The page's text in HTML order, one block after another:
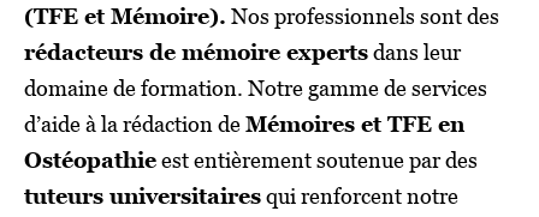
(TFE et Mémoire). Nos professionnels sont des
rédacteurs de mémoire expertsdans leur
domaine de formation. Notre gamme de services
d’aide à la rédaction deMémoires et TFE en
Ostéopathieest entièrement soutenue par des
tuteurs universitairesqui renforcent notre